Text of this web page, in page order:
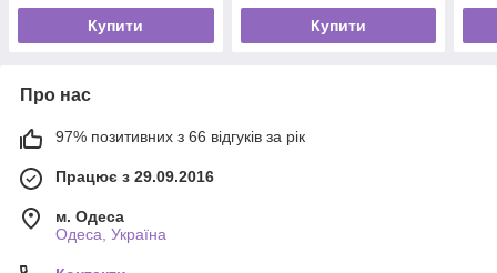
Купити Купити
Про нас
97% позитивних з 66 відгуків за рік
Працює з 29.09.2016
м. Одеса
Одеса, Україна